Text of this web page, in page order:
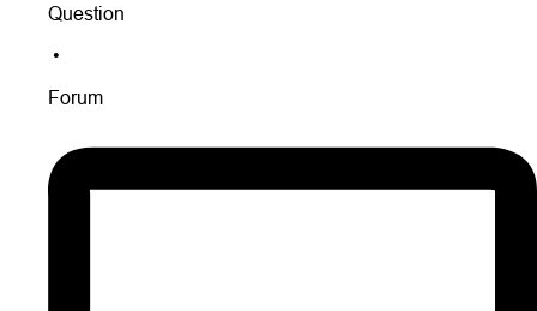
Question
•
Forum